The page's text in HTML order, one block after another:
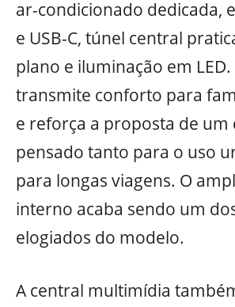
ar-condicionado dedicada,
e USB-C, túnel central
plano e iluminação em
transmite conforto para
e reforça a proposta de um
pensado tanto para o uso
para longas viagens. O
interno acaba sendo um
elogiados do modelo.
A central multimídia